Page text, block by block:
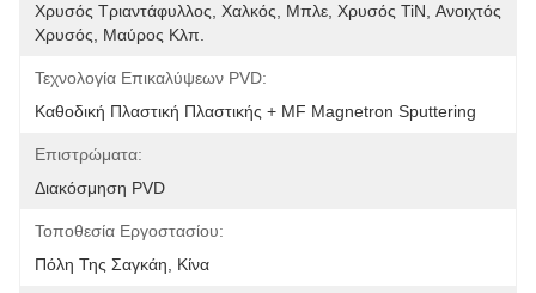
Χρυσός Τριαντάφυλλος, Χαλκός, Μπλε, Χρυσός TiN, Ανοιχτός
Χρυσός, Μαύρος Κλπ.
Τεχνολογία Επικαλύψεων PVD:
Καθοδική Πλαστική Πλαστικής + MF Magnetron Sputtering
Επιστρώματα:
Διακόσμηση PVD
Τοποθεσία Εργοστασίου:
Πόλη Της Σαγκάη, Κίνα